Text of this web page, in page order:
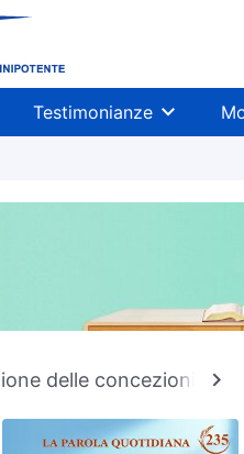
Testimonianze
delle concezioni